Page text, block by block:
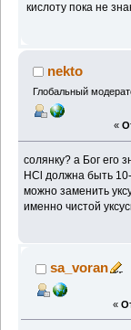
кислоту пока не
nekto
Глобальный
«
солянку? а Бог его
HCl должна быть
можно заменить
именно чистой
sa_voran
«